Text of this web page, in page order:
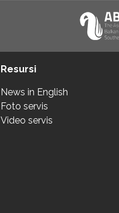
Resursi
News in English
Foto servis
Video servis